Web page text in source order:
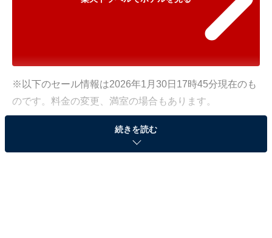
※以下のセール情報は2026年1月30日17時45分現在のも
のです。料金の変更、満室の場合もあります。
※本記事で紹介している商品の購入やサービスの利用により、売上の一部が
オールアバウトに還元されることがあります。
続きを読む